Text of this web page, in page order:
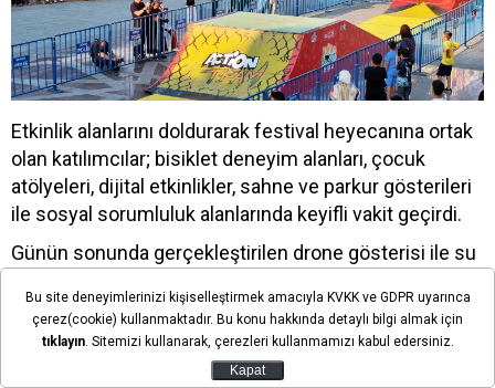
Etkinlik alanlarını doldurarak festival heyecanına ortak
olan katılımcılar; bisiklet deneyim alanları, çocuk
atölyeleri, dijital etkinlikler, sahne ve parkur gösterileri
ile sosyal sorumluluk alanlarında keyifli vakit geçirdi.
Günün sonunda gerçekleştirilen drone gösterisi ile su
festivale görsel zenginlik kattı.
BAŞKAN ALTAY TÜM KONYALILARI FESTİVALE
Bu site deneyimlerinizi kişiselleştirmek amacıyla KVKK ve GDPR uyarınca
çerez(cookie) kullanmaktadır. Bu konu hakkında detaylı bilgi almak için
tıklayın. Sitemizi kullanarak, çerezleri kullanmamızı kabul edersiniz.
Kapat